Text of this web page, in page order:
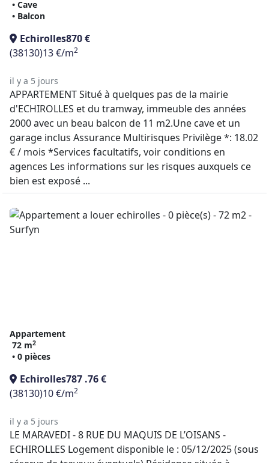
• Cave
• Balcon
Echirolles870 €
(38130)13 €/m2
il y a 5 jours
APPARTEMENT Situé à quelques pas de la mairie
d'ECHIROLLES et du tramway, immeuble des années
2000 avec un beau balcon de 11 m2.Une cave et un
garage inclus Assurance Multirisques Privilège *: 18.02
€ / mois *Services facultatifs, voir conditions en
agences Les informations sur les risques auxquels ce
bien est exposé ...
Appartement
72 m2
• 0 pièces
Echirolles787 .76 €
(38130)10 €/m2
il y a 5 jours
LE MARAVEDI - 8 RUE DU MAQUIS DE L’OISANS -
ECHIROLLES Logement disponible le : 05/12/2025 (sous